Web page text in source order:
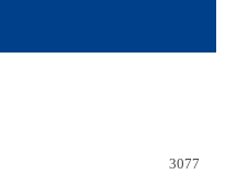
3077